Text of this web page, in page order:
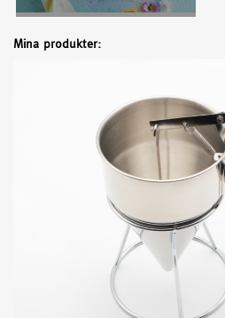
Mina produkter: